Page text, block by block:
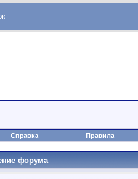
Справка Правила
форума